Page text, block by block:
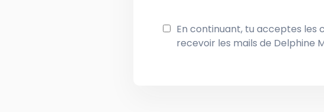
En continuant, tu acceptes les
recevoir les mails de Delphine